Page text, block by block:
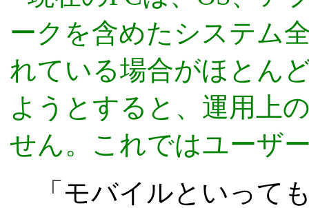
ークを含めたシステム
れている場合がほとん
ようとすると、運用上
せん。これではユーザ
「モバイルといって